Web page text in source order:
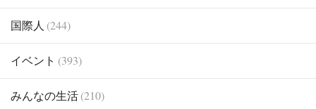
国際人 (244)
イベント (393)
みんなの生活(210)